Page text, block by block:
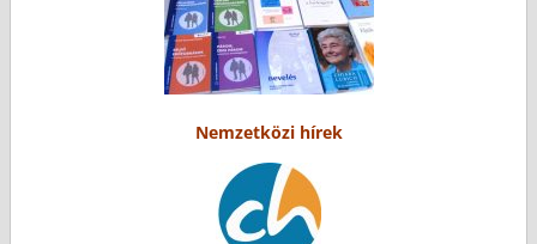
Nemzetközi hírek